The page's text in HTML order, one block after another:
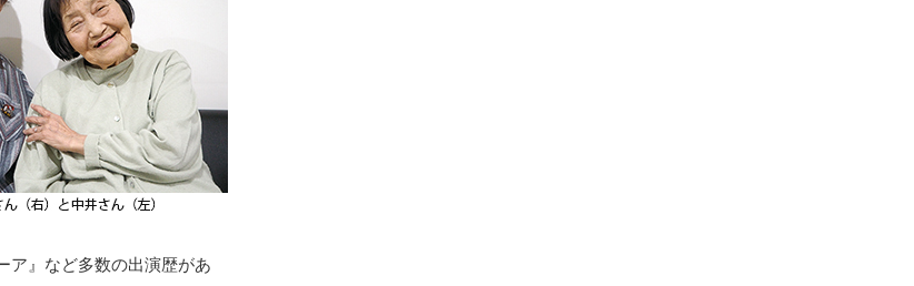
ア』など多数の出演歴があ